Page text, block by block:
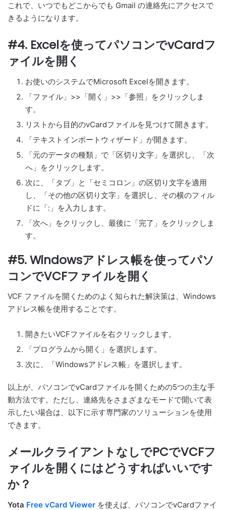
これで、いつでもどこからでも Gmail の連絡先にアクセスで
きるようになります。
#4. Excelを使ってパソコンでvCardフ
ァイルを開く
お使いのシステムでMicrosoft Excelを開きます。
「ファイル」>>「開く」>>「参照」をクリックしま
す。
リストから目的のvCardファイルを見つけて開きます。
「テキストインポートウィザード」が開きます。
「元のデータの種類」で「区切り文字」を選択し、「次
へ」をクリックします。
次に、「タブ」と「セミコロン」の区切り文字を適用
し、「その他の区切り文字」を選択し、その横のフィル
ドに「:」を入力します。
「次へ」をクリックし、最後に「完了」をクリックしま
す。
#5. Windowsアドレス帳を使ってパソ
コンでVCFファイルを開く
VCF ファイルを開くためのよく知られた解決策は、Windows
アドレス帳を使用することです。
開きたいVCFファイルを右クリックします。
「プログラムから開く」を選択します。
次に、「Windowsアドレス帳」を選択します。
以上が、パソコンでvCardファイルを開くための5つの主な手
動方法です。ただし、連絡先をさまざまなモードで開いて表
示したい場合は、以下に示す専門家のソリューションを使用
できます。
メールクライアントなしでPCでVCFフ
ァイルを開くにはどうすればいいです
か？
Yota Free vCard Viewer を使えば、パソコンでvCardファイ